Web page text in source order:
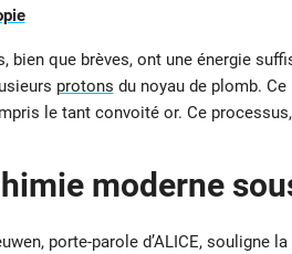
bien que brèves, ont une énergie
protons du noyau de plomb.
le tant convoité or. Ce
moderne
porte-parole d’ALICE, souligne